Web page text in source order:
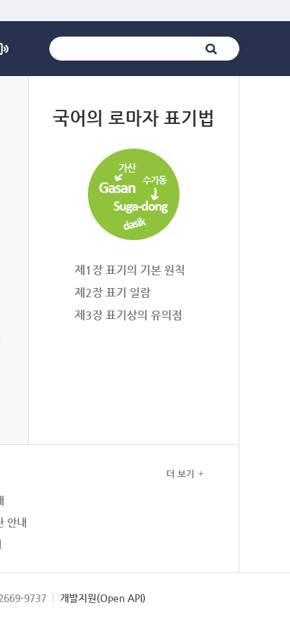
국어의 로마자 표기법
제1장 표기의 기본 원칙
제2장 표기 일람
제3장 표기상의 유의점
안내
더 보기
9737 개발지원(Open API)